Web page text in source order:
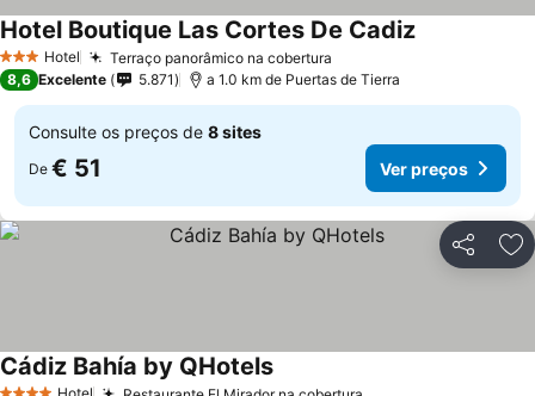
3 EstrelasHotel Terraço panorâmico na cobertura
Hotel Boutique Las Cortes De CadizVer preços
8,6 Excelente 5.871 a 1.0 km de Puertas de Tierra
Consulte os preços de 8 sites
De € 51 Ver preços
Partilhar
Hotel
Cádiz Bahía by QHotelsVer preços